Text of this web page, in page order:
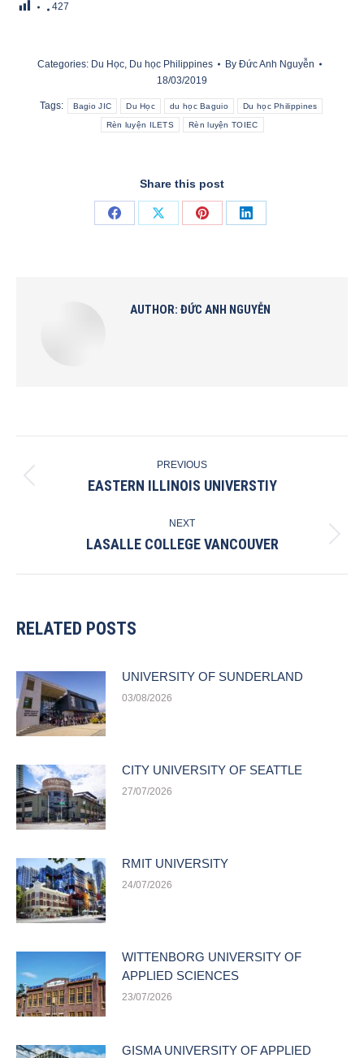
427
Categories: Du Học, Du học Philippines By Đức Anh Nguyễn
18/03/2019
Tags: Bagio JIC Du Học du học Baguio Du học Philippines
Rèn luyện ILETS Rèn luyện TOIEC
Share this post
Share
Share
Share
Share
AUTHOR: ĐỨC ANH NGUYỄN
NAVIGATION
PREVIOUS
Previous
EASTERN ILLINOIS UNIVERSTIY
NEXT
Next
LASALLE COLLEGE VANCOUVER
RELATED POSTS
UNIVERSITY OF SUNDERLAND
03/08/2026
CITY UNIVERSITY OF SEATTLE
27/07/2026
RMIT UNIVERSITY
24/07/2026
WITTENBORG UNIVERSITY OF
APPLIED SCIENCES
23/07/2026
GISMA UNIVERSITY OF APPLIED